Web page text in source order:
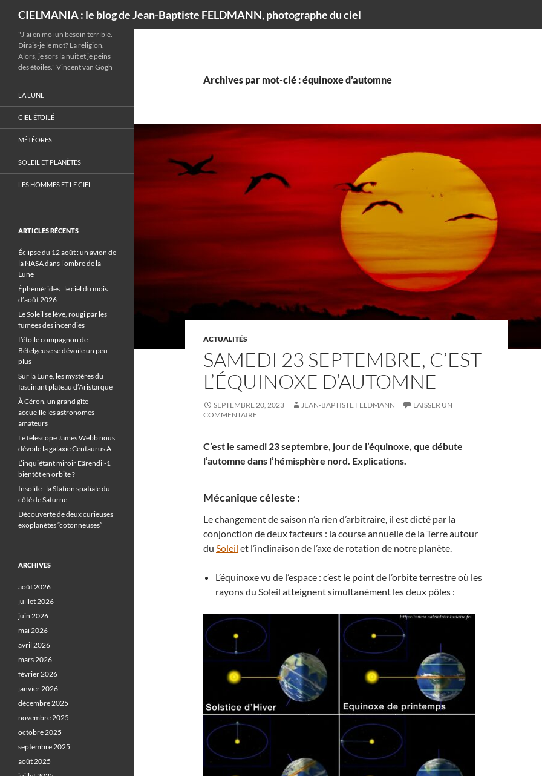
CIELMANIA : le blog de Jean-Baptiste FELDMANN, photographe du ciel
Archives par mot-clé : équinoxe d’automne
ACTUALITÉS
SAMEDI 23 SEPTEMBRE, C’EST
L’ÉQUINOXE D’AUTOMNE
SEPTEMBRE 20, 2023 JEAN-BAPTISTE FELDMANN
LAISSER UN
COMMENTAIRE
C’est le samedi 23 septembre, jour de l’équinoxe, que débute
l’automne dans l’hémisphère nord. Explications.
Mécanique céleste :
Le changement de saison n’a rien d’arbitraire, il est dicté par la
conjonction de deux facteurs : la course annuelle de la Terre autour
du Soleil et l’inclinaison de l’axe de rotation de notre planète.
L’équinoxe vu de l’espace : c’est le point de l’orbite terrestre où les
rayons du Soleil atteignent simultanément les deux pôles :
"J'ai en moi un besoin terrible.
Dirais-je le mot? La religion.
Alors, je sors la nuit et je peins
des étoiles." Vincent van Gogh
LA LUNE
CIEL ÉTOILÉ
MÉTÉORES
SOLEIL ET PLANÈTES
LES HOMMES ET LE CIEL
ARTICLES RÉCENTS
Éclipse du 12 août : un avion de
la NASA dans l’ombre de la
Lune
Éphémérides : le ciel du mois
d’août 2026
Le Soleil se lève, rougi par les
fumées des incendies
L’étoile compagnon de
Bételgeuse se dévoile un peu
plus
Sur la Lune, les mystères du
fascinant plateau d’Aristarque
À Céron, un grand gîte
accueille les astronomes
amateurs
Le télescope James Webb nous
dévoile la galaxie Centaurus A
L’inquiétant miroir Eärendil-1
bientôt en orbite ?
Insolite : la Station spatiale du
côté de Saturne
Découverte de deux curieuses
exoplanètes “cotonneuses”
ARCHIVES
août 2026
juillet 2026
juin 2026
mai 2026
avril 2026
mars 2026
février 2026
janvier 2026
décembre 2025
novembre 2025
octobre 2025
septembre 2025
août 2025